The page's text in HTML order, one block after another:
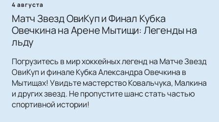
4 августа
Матч Звезд ОвиКуп и Финал Кубка
Овечкина на Арене Мытищи: Легенды на
льду
Погрузитесь в мир хоккейных легенд на Матче Звезд
ОвиКуп и финале Кубка Александра Овечкина в
Мытищах! Увидьте мастерство Ковальчука, Малкина
и других звезд. Не пропустите шанс стать частью
спортивной истории!